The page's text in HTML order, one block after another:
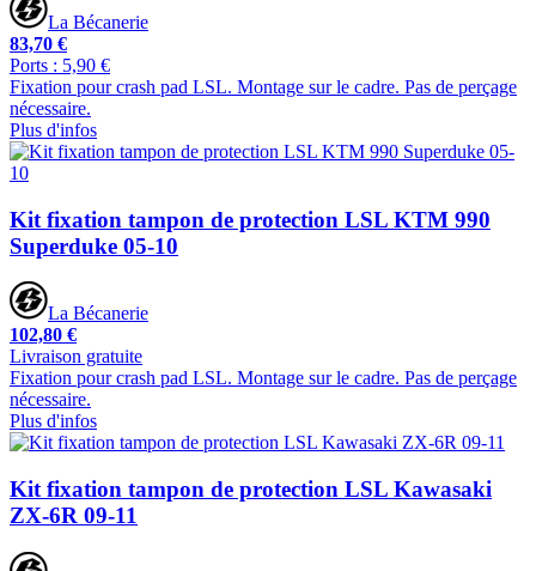
La Bécanerie
83,70 €
Ports : 5,90 €
Fixation pour crash pad LSL. Montage sur le cadre. Pas de perçage
nécessaire.
Plus d'infos
Kit fixation tampon de protection LSL KTM 990
Superduke 05-10
La Bécanerie
102,80 €
Livraison gratuite
Fixation pour crash pad LSL. Montage sur le cadre. Pas de perçage
nécessaire.
Plus d'infos
Kit fixation tampon de protection LSL Kawasaki
ZX-6R 09-11